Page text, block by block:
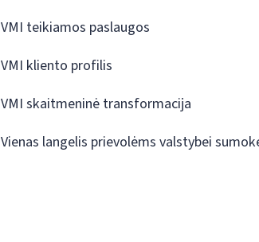
VMI teikiamos paslaugos
VMI kliento profilis
VMI skaitmeninė transformacija
Vienas langelis prievolėms valstybei